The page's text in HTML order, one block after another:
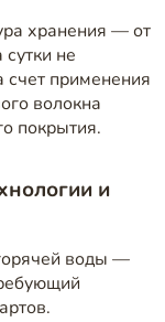
хранения — от
не
счет применения
волокна
покрытия.
и
воды —